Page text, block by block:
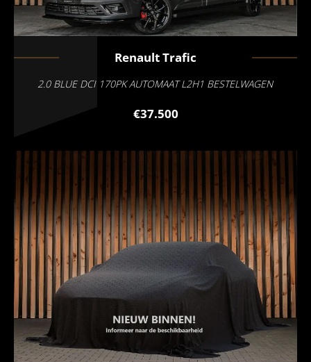
RenaultTrafic
2.0 BLUE DCI 170PK AUTOMAAT L2H1 BESTELWAGEN
€37.500